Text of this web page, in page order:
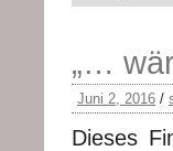
„…
Juni 2, 2016 /
Dieses